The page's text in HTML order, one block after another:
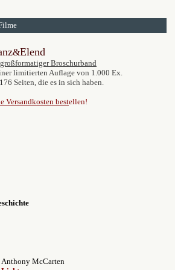
&Elend
großformatiger Broschurband
limitierten Auflage von 1.000 Ex.
Seiten, die es in sich haben.
Versandkosten bestellen!
Anthony McCarten